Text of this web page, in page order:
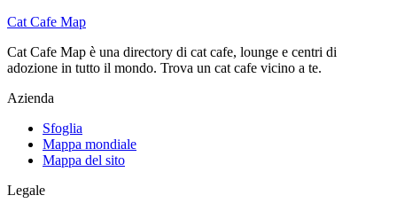
Cat Cafe Map
Cat Cafe Map è una directory di cat cafe, lounge e centri di
adozione in tutto il mondo. Trova un cat cafe vicino a te.
Azienda
Sfoglia
Mappa mondiale
Mappa del sito
Legale